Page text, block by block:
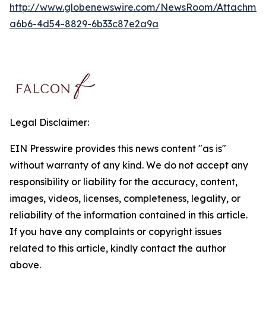
http://www.globenewswire.com/NewsRoom/
a6b6-4d54-8829-6b33c87e2a9a
Legal Disclaimer:
EIN Presswire provides this news content "as is"
without warranty of any kind. We do not accept any
responsibility or liability for the accuracy, content,
images, videos, licenses, completeness, legality, or
reliability of the information contained in this article.
If you have any complaints or copyright issues
related to this article, kindly contact the author
above.